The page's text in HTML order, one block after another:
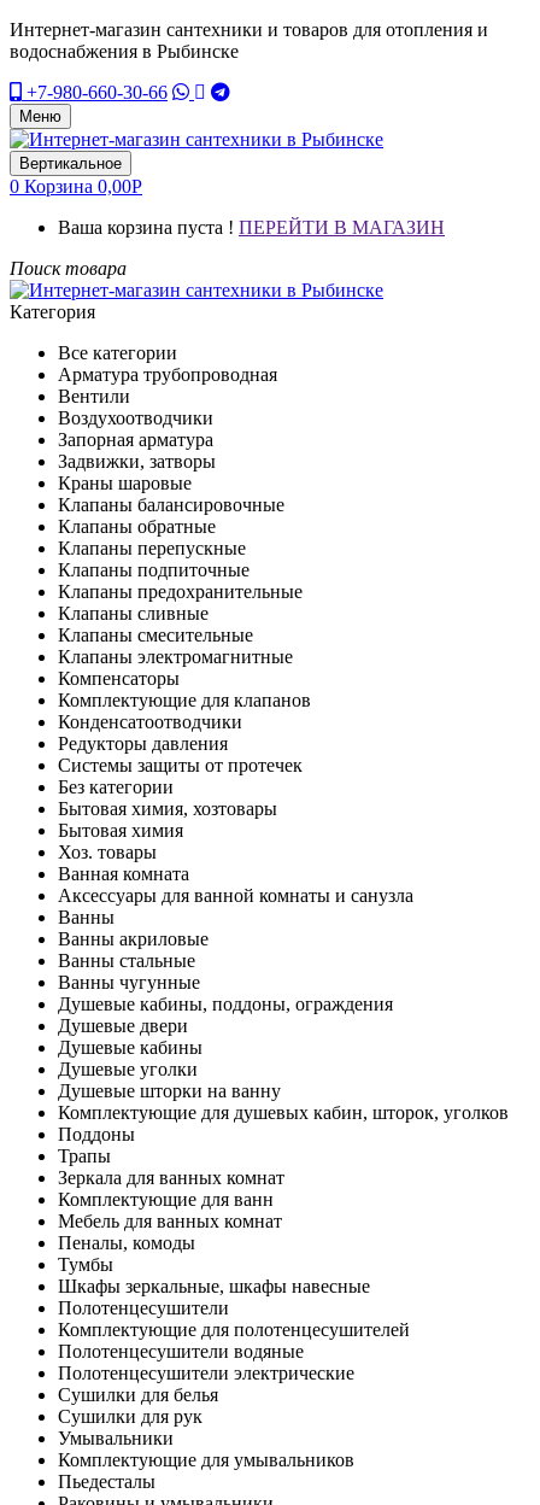
Интернет-магазин сантехники и товаров для отопления и
водоснабжения в Рыбинске
+7-980-660-30-66
Меню
Вертикальное
0 Корзина 0,00Р
Ваша корзина пуста ! ПЕРЕЙТИ В МАГАЗИН
Поиск товара
Категория
Все категории
Арматура трубопроводная
Вентили
Воздухоотводчики
Запорная арматура
Задвижки, затворы
Краны шаровые
Клапаны балансировочные
Клапаны обратные
Клапаны перепускные
Клапаны подпиточные
Клапаны предохранительные
Клапаны сливные
Клапаны смесительные
Клапаны электромагнитные
Компенсаторы
Комплектующие для клапанов
Конденсатоотводчики
Редукторы давления
Системы защиты от протечек
Без категории
Бытовая химия, хозтовары
Бытовая химия
Хоз. товары
Ванная комната
Аксессуары для ванной комнаты и санузла
Ванны
Ванны акриловые
Ванны стальные
Ванны чугунные
Душевые кабины, поддоны, ограждения
Душевые двери
Душевые кабины
Душевые уголки
Душевые шторки на ванну
Комплектующие для душевых кабин, шторок, уголков
Поддоны
Трапы
Зеркала для ванных комнат
Комплектующие для ванн
Мебель для ванных комнат
Пеналы, комоды
Тумбы
Шкафы зеркальные, шкафы навесные
Полотенцесушители
Комплектующие для полотенцесушителей
Полотенцесушители водяные
Полотенцесушители электрические
Сушилки для белья
Сушилки для рук
Умывальники
Комплектующие для умывальников
Пьедесталы